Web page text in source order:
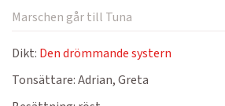
Marschen går till Tuna
Dikt: Den drömmande systern
Tonsättare:Adrian, Greta